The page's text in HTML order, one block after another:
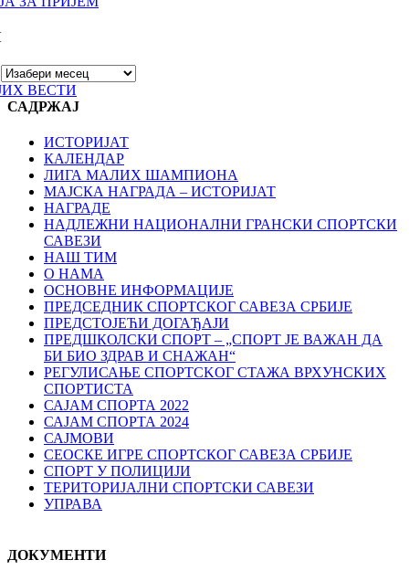
ВЕСТИ
САДРЖАЈ
ИСТОРИЈАТ
КАЛЕНДАР
ЛИГА МАЛИХ ШАМПИОНА
МАЈСКА НАГРАДА – ИСТОРИЈАТ
НАГРАДЕ
НАДЛЕЖНИ НАЦИОНАЛНИ ГРАНСКИ СПОРТСКИ
САВЕЗИ
НАШ ТИМ
О НАМА
ОСНОВНЕ ИНФОРМАЦИЈЕ
ПРЕДСЕДНИК СПОРТСКОГ САВЕЗА СРБИЈЕ
ПРЕДСТОЈЕЋИ ДОГАЂАЈИ
ПРЕДШКОЛСКИ СПОРТ – „СПОРТ ЈЕ ВАЖАН ДА
БИ БИО ЗДРАВ И СНАЖАН“
РЕГУЛИСАЊЕ СПОРТСKОГ СТАЖА ВРХУНСKИХ
СПОРТИСТА
САЈАМ СПОРТА 2022
САЈАМ СПОРТА 2024
САЈМОВИ
СЕОСКЕ ИГРЕ СПОРТСКОГ САВЕЗА СРБИЈЕ
СПОРТ У ПОЛИЦИЈИ
ТЕРИТОРИЈАЛНИ СПОРТСКИ САВЕЗИ
УПРАВА
ДОКУМЕНТИ